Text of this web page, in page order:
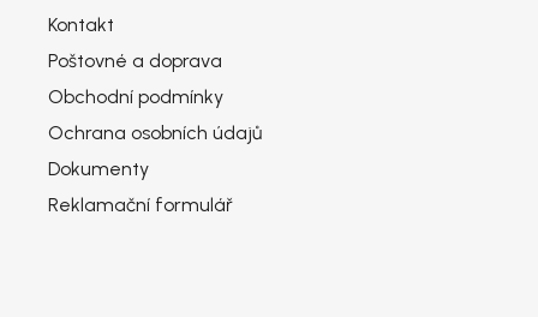
Kontakt
Poštovné a doprava
Obchodní podmínky
Ochrana osobních údajů
Dokumenty
Reklamační formulář